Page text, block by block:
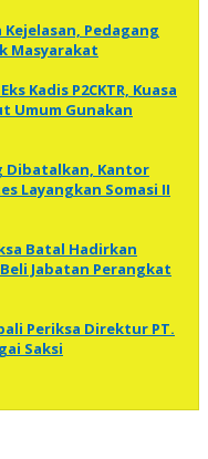
Pedagang
Masyarakat
Kadis P2CKTR, Kuasa
Umum Gunakan
Dibatalkan, Kantor
Layangkan Somasi II
Batal Hadirkan
Jabatan Perangkat
Periksa Direktur PT.
Saksi